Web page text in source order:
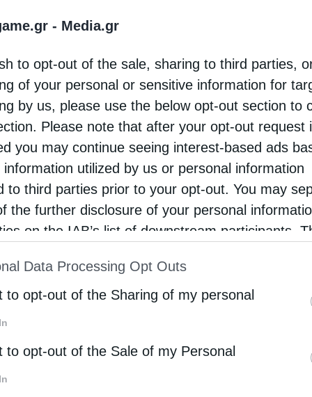
- Media.gr
to opt-out of the sale, sharing to third parties,
of your personal or sensitive information for
by us, please use the below opt-out section to
Please note that after your opt-out request
you may continue seeing interest-based ads
information utilized by us or personal information
to third parties prior to your opt-out. You may
the further disclosure of your personal
on the IAB’s list of downstream participants.
of Downstream Participantsthat may further
parties.
Data Processing Opt Outs
to opt-out of the Sharing of my personal
to opt-out of the Sale of my Personal
και την Εθνικό Οδό. Εδώ κάνουμε μια σημειακή
τα αυτοκίνητα είτε έρχονται από το
διαδρομή του φτιάχνοντας το σύνολο της
Ο δεύτερος μετροπόντικάς έχει ξεκινήσει
εχόντων των πραγμάτων μέχρι το τέλος του
του άρα και το μετρό προχωράει. Ένα πάρα πολύ
πολύ στην εξομάλυνση του κυκλοφοριακού. Το
ίσως να ήταν υπερβολικά φιλόδοξο το
με ικανοποιητικούς ρυθμούς.
οι πέντε επιπλέον σταθμοί, θα γίνουνε μέσα στο